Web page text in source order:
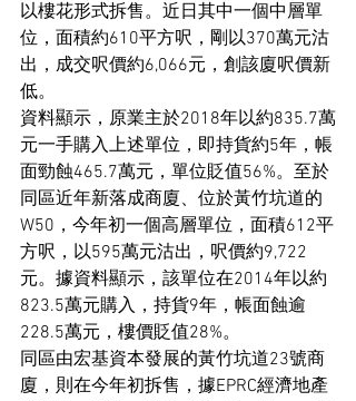
以樓花形式拆售。近日其中一個中層單
位，面積約610平方呎，剛以370萬元沽
出，成交呎價約6,066元，創該廈呎價新
低。
資料顯示，原業主於2018年以約835.7萬
元一手購入上述單位，即持貨約5年，帳
面勁蝕465.7萬元，單位貶值56%。至於
同區近年新落成商廈、位於黃竹坑道的
W50，今年初一個高層單位，面積612平
方呎，以595萬元沽出，呎價約9,722
元。據資料顯示，該單位在2014年以約
823.5萬元購入，持貨9年，帳面蝕逾
228.5萬元，樓價貶值28%。
同區由宏基資本發展的黃竹坑道23號商
廈，則在今年初拆售，據EPRC經濟地產